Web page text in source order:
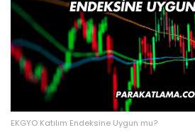
EKGYO Katılım Endeksine Uygun mu?